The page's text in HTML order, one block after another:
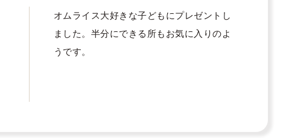
オムライス大好きな子どもにプレゼントし
ました。半分にできる所もお気に入りのよ
うです。